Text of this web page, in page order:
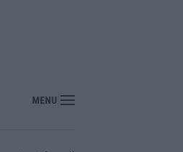
ci voltiamo mai»
MENU